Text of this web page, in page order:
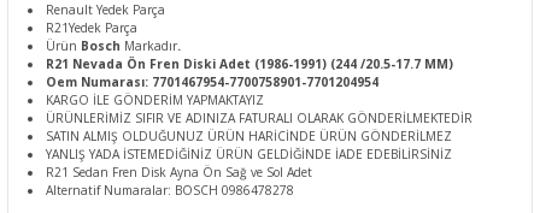
Renault Yedek Parça
R21Yedek Parça
Ürün Bosch Markadır.
R21 Nevada Ön Fren Diski Adet (1986-1991) (244 /20.5-17.7 MM)
Oem Numarası: 7701467954-7700758901-7701204954
KARGO İLE GÖNDERİM YAPMAKTAYIZ
ÜRÜNLERİMİZ SIFIR VE ADINIZA FATURALI OLARAK GÖNDERİLMEKTEDİR
SATIN ALMIŞ OLDUĞUNUZ ÜRÜN HARİCİNDE ÜRÜN GÖNDERİLMEZ
YANLIŞ YADA İSTEMEDİĞİNİZ ÜRÜN GELDİĞİNDE İADE EDEBİLİRSİNİZ
R21 Sedan Fren Disk Ayna Ön Sağ ve Sol Adet
Alternatif Numaralar: BOSCH 0986478278